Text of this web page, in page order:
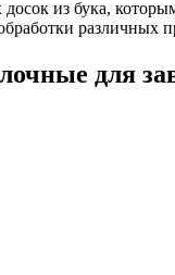
из бука,
различных
для